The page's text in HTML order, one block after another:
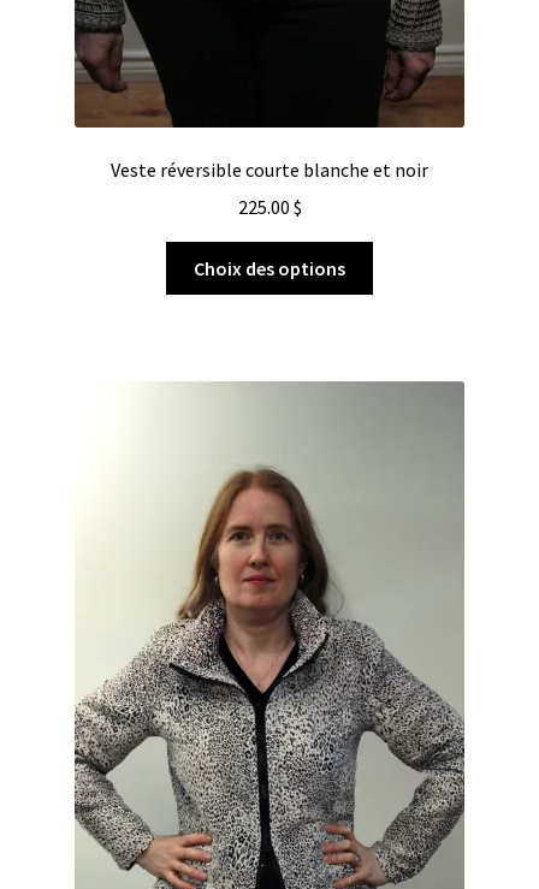
Veste réversible courte blanche et noir
225.00 $
Choix des options